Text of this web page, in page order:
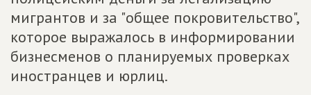
мигрантов и за "общее покровительство",
которое выражалось в информировании
бизнесменов о планируемых проверках
иностранцев и юрлиц.